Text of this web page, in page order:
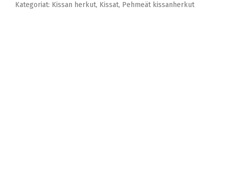
Kategoriat: Kissan herkut, Kissat, Pehmeät kissanherkut